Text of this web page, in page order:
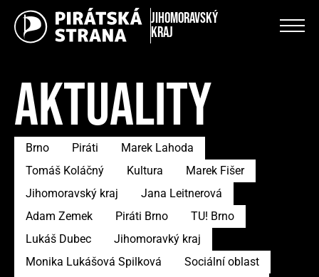
Jihomoravský
kraj
AKTUALITY
Brno Piráti
Marek Lahoda
Tomáš Koláčný
Kultura
Marek Fišer
Jihomoravský kraj
Jana Leitnerová
Adam Zemek
Piráti Brno
TU! Brno
Lukáš Dubec
Jihomoravký kraj
Monika Lukášová Spilková
Sociální oblast